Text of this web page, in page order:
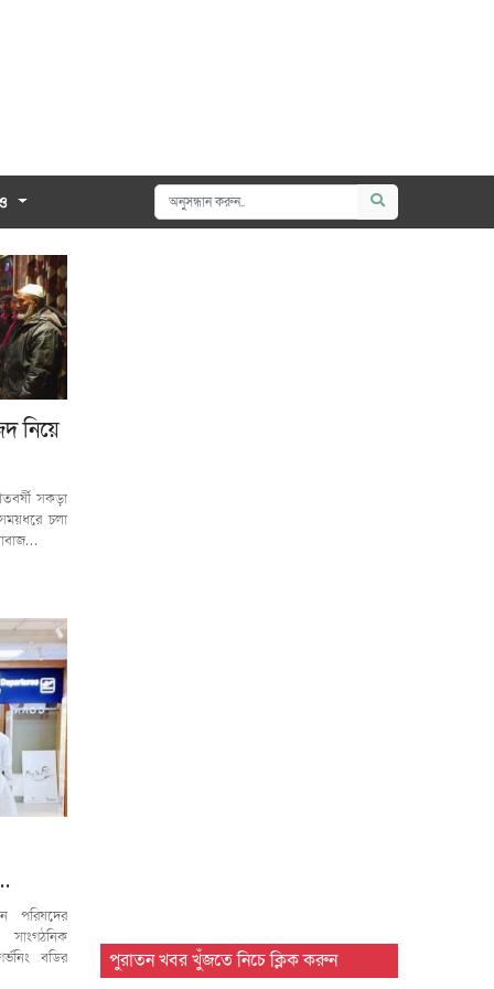
নিয়ে
সকড়া
চলা
পরিষদের
বডির
পুরাতন খবর খুঁজতে নিচে ক্লিক করুন